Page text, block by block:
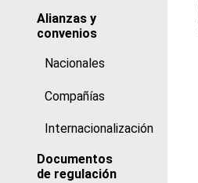
Alianzas y
convenios
Nacionales
Compañías
Internacionalización
Documentos
de regulación